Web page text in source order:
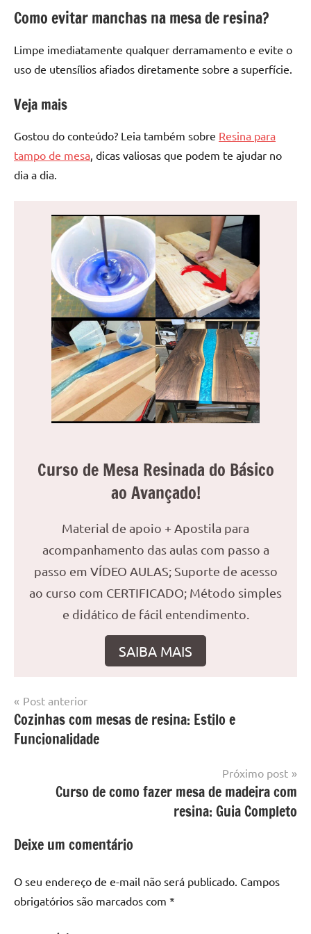
Como evitar manchas na mesa de resina?
Limpe imediatamente qualquer derramamento e evite o
uso de utensílios afiados diretamente sobre a superfície.
Veja mais
Gostou do conteúdo? Leia também sobre Resina para
tampo de mesa, dicas valiosas que podem te ajudar no
dia a dia.
Curso de Mesa Resinada do Básico
ao Avançado!
Material de apoio + Apostila para
acompanhamento das aulas com passo a
passo em VÍDEO AULAS; Suporte de acesso
ao curso com CERTIFICADO; Método simples
e didático de fácil entendimento.
SAIBA MAIS
Marcado
com
mesa
epoxi
madeira,
Mesa
Mesa
resinada
Navegação
de
Post
Post anterior
Cozinhas com mesas de resina: Estilo e
Funcionalidade
Próximo post
Curso de como fazer mesa de madeira com
resina: Guia Completo
Deixe um comentário
O seu endereço de e-mail não será publicado. Campos
obrigatórios são marcados com *